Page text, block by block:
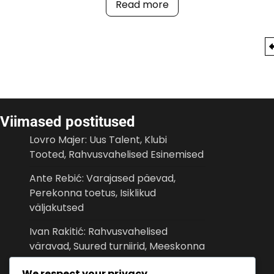
Read more
Viimased postitused
Lovro Majer: Uus Talent, Klubi
Tooted, Rahvusvahelised Esinemised
Ante Rebić: Varajased päevad,
Perekonna toetus, Isiklikud
väljakutsed
Ivan Rakitić: Rahvusvahelised
väravad, Suured turniirid, Meeskonna
mõju